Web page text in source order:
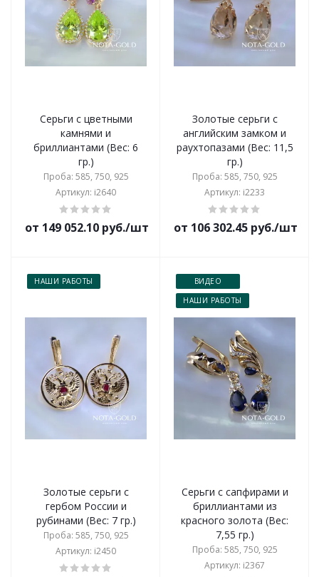
Серьги с цветными
камнями и
бриллиантами (Вес: 6
гр.)
Проба: 585, 750, 925
Артикул: i2640
от 149 052.10 руб./шт
Золотые серьги с
английским замком и
раухтопазами (Вес: 11,5
гр.)
Проба: 585, 750, 925
Артикул: i2233
от 106 302.45 руб./шт
НАШИ РАБОТЫ
Золотые серьги с
гербом России и
рубинами (Вес: 7 гр.)
Проба: 585, 750, 925
Артикул: i2450
ВИДЕО
НАШИ РАБОТЫ
Серьги с сапфирами и
бриллиантами из
красного золота (Вес:
7,55 гр.)
Проба: 585, 750, 925
Артикул: i2367